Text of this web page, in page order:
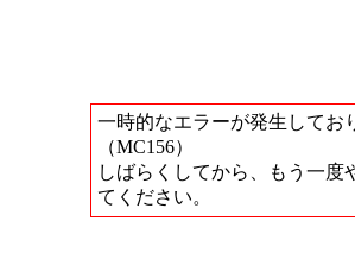
一時的なエラーが発生してお
（MC156）
しばらくしてから、もう一度
てください。